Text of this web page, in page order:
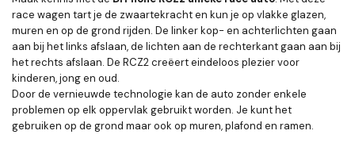
race wagen tart je de zwaartekracht en kun je op vlakke glazen,
muren en op de grond rijden. De linker kop- en achterlichten gaan
aan bij het links afslaan, de lichten aan de rechterkant gaan aan bij
het rechts afslaan. De RCZ2 creëert eindeloos plezier voor
kinderen, jong en oud.
Door de vernieuwde technologie kan de auto zonder enkele
problemen op elk oppervlak gebruikt worden. Je kunt het
gebruiken op de grond maar ook op muren, plafond en ramen.